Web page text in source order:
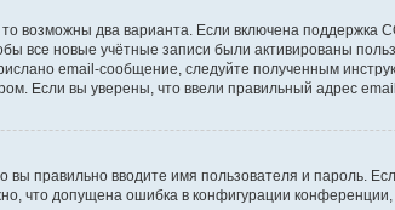
возможны два варианта. Если включена поддержка
все новые учётные записи были активированы
email-сообщение, следуйте полученным
Если вы уверены, что ввели правильный адрес
вы правильно вводите имя пользователя и пароль.
что допущена ошибка в конфигурации